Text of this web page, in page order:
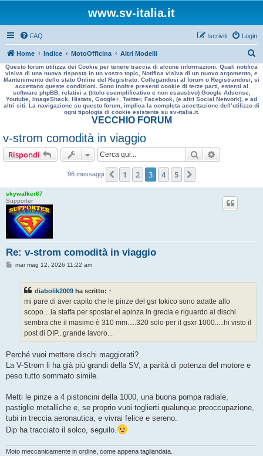
www.sv-italia.it
FAQ Login
Iscriviti
Home Indice MotoOfficina Altri Modelli
e
r
a
Questo forum utilizza dei Cookie per tenere traccia di alcune informazioni. Quali notifica
visiva di una nuova risposta in un vostro topic, Notifica visiva di un nuovo argomento, e
Mantenimento dello stato Online del Registrato. Collegandosi al forum o Registrandosi, si
accettano queste condizioni. Sono inoltre presenti cookie di terze parti, esterni al
software phpBB, relativi a (titolo esemplificativo e non esaustivo) Google Adsense,
Youtube, ImageShack, Histats, Google+, Twitter, Facebook, (e altri Social Network), e ad
altri siti. La navigazione su questo forum, implica la completa accettazione dell’utilizzo di
ogni tipologia di cookie esistente su sv-italia.it.
VECCHIO FORUM
v-strom comodità in viaggio
Rispondi Cerca
96 messaggi Precedente
1 2 3 4 5
skywalker67
Supporter
Re: v-strom comodità in viaggio
Mmar mag 12, 2026 11:22 am
diabolik2009 ha scritto: ↑
mi pare di aver capito che le pinze del gsr tokico sono adatte allo
scopo....la staffa per spostar el apinza in grecia e riguardo ai dischi
sembra che il masimo è 310 mm.....320 solo per il gsxr 1000.....hi visto il
post di DIP...grande lavoro...
Perché vuoi mettere dischi maggiorati?
La V-Strom li ha già più grandi della SV, a parità di potenza del motore e
peso tutto sommato simile.
Metti le pinze a 4 pistoncini della 1000, una buona pompa radiale,
pastiglie metalliche e, se proprio vuoi toglierti qualunque preoccupazione,
tubi in treccia aeronautica, e vivrai felice e sereno.
Dip ha tracciato il solco, seguilo.
Moto meccanicamente in ordine, come appena tagliandata.